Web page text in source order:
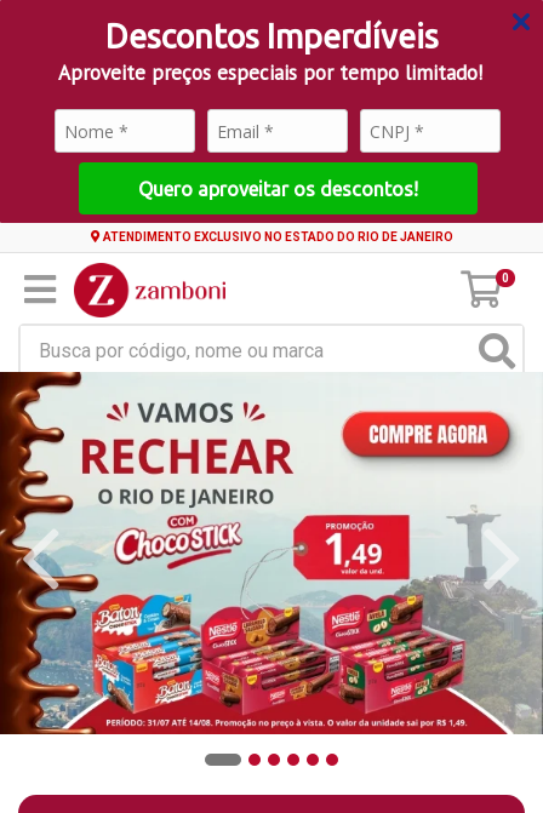
Descontos Imperdíveis
Aproveite preços especiais por tempo limitado!
Quero aproveitar os descontos!
ATENDIMENTO EXCLUSIVO NO ESTADO DO RIO DE JANEIRO
0